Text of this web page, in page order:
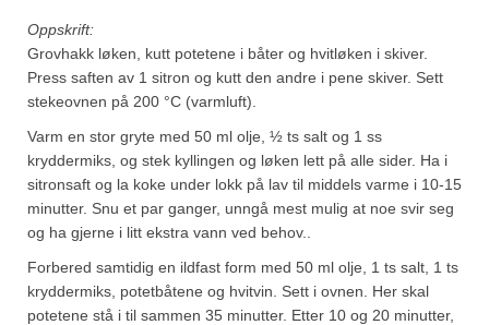
Oppskrift:
Grovhakk løken, kutt potetene i båter og hvitløken i skiver.
Press saften av 1 sitron og kutt den andre i pene skiver. Sett
stekeovnen på 200 °C (varmluft).
Varm en stor gryte med 50 ml olje, ½ ts salt og 1 ss
kryddermiks, og stek kyllingen og løken lett på alle sider. Ha i
sitronsaft og la koke under lokk på lav til middels varme i 10-15
minutter. Snu et par ganger, unngå mest mulig at noe svir seg
og ha gjerne i litt ekstra vann ved behov..
Forbered samtidig en ildfast form med 50 ml olje, 1 ts salt, 1 ts
kryddermiks, potetbåtene og hvitvin. Sett i ovnen. Her skal
potetene stå i til sammen 35 minutter. Etter 10 og 20 minutter,